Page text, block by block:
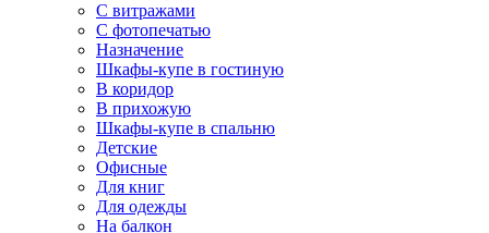
С витражами
С фотопечатью
Назначение
Шкафы-купе в гостиную
В коридор
В прихожую
Шкафы-купе в спальню
Детские
Офисные
Для книг
Для одежды
На балкон